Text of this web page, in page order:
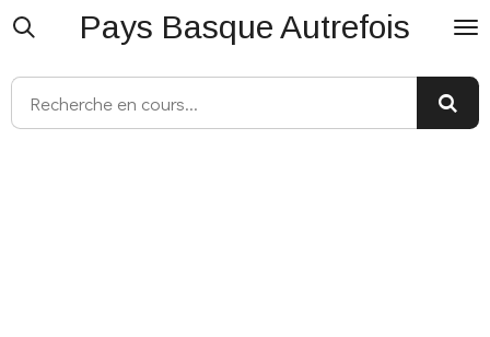
Passer
principal
Pays Basque Autrefois